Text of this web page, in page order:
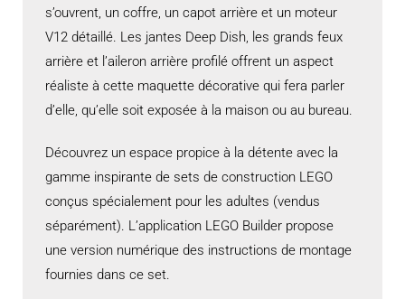
s’ouvrent, un coffre, un capot arrière et un moteur
V12 détaillé. Les jantes Deep Dish, les grands feux
arrière et l’aileron arrière profilé offrent un aspect
réaliste à cette maquette décorative qui fera parler
d’elle, qu’elle soit exposée à la maison ou au bureau.
Découvrez un espace propice à la détente avec la
gamme inspirante de sets de construction LEGO
conçus spécialement pour les adultes (vendus
séparément). L’application LEGO Builder propose
une version numérique des instructions de montage
fournies dans ce set.